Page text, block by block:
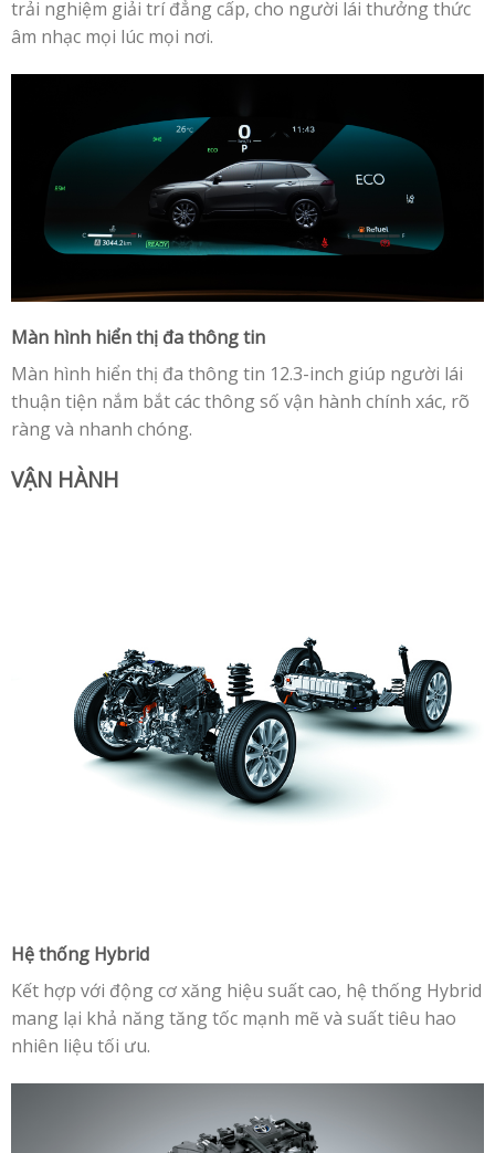
trải nghiệm giải trí đẳng cấp, cho người lái thưởng thức
âm nhạc mọi lúc mọi nơi.
Màn hình hiển thị đa thông tin
Màn hình hiển thị đa thông tin 12.3-inch giúp người lái
thuận tiện nắm bắt các thông số vận hành chính xác, rõ
ràng và nhanh chóng.
VẬN HÀNH
Hệ thống Hybrid
Kết hợp với động cơ xăng hiệu suất cao, hệ thống Hybrid
mang lại khả năng tăng tốc mạnh mẽ và suất tiêu hao
nhiên liệu tối ưu.